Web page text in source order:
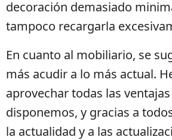
decoración demasiado
tampoco recargarla
En cuanto al mobiliario, se
más acudir a lo más actual.
aprovechar todas las
disponemos, y gracias a
la actualidad y a las